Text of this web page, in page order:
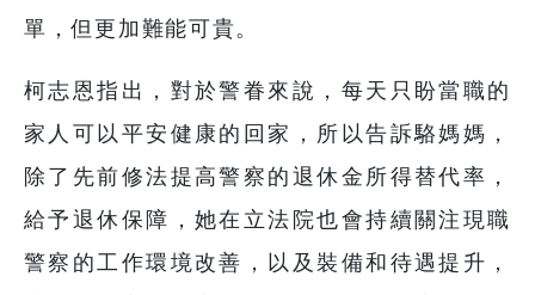
單，但更加難能可貴。
柯志恩指出，對於警眷來說，每天只盼當職的
家人可以平安健康的回家，所以告訴駱媽媽，
除了先前修法提高警察的退休金所得替代率，
給予退休保障，她在立法院也會持續關注現職
警察的工作環境改善，以及裝備和待遇提升，